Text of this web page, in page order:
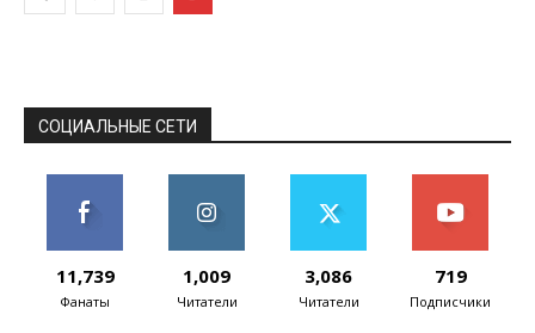
СОЦИАЛЬНЫЕ СЕТИ
11,739
Фанаты
1,009
Читатели
3,086
Читатели
719
Подписчики